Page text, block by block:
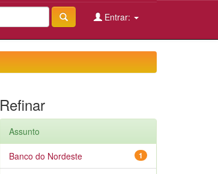
Entrar:
Refinar
Assunto
1
Banco do Nordeste